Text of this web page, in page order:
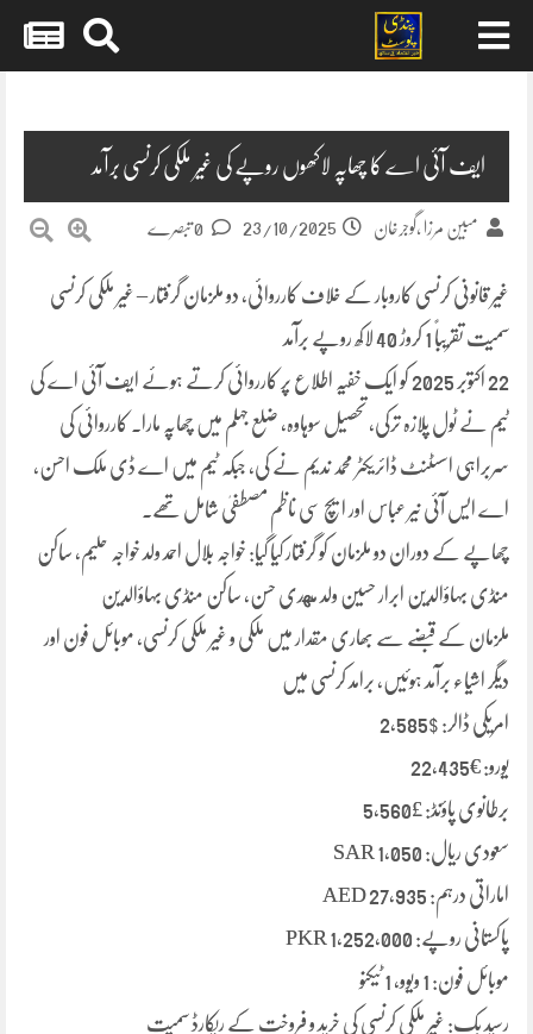
ایف آئی اے کا چھاپہ لاکھوں روپے کی غیر ملکی کرنسی برآمد
مبین مرزا ,گوجرخان 23/10/2025
غیر قانونی کرنسی کاروبار کے خلاف کارروائی، دو ملزمان گرفتار – غیر ملکی کرنسی
سمیت تقریباً 1 کروڑ 40 لاکھ روپے برآمد
22 اکتوبر 2025 کو ایک خفیہ اطلاع پر کارروائی کرتے ہوئے ایف آئی اے کی
ٹیم نے ٹول پلازہ ترکی، تحصیل سوہاوہ، ضلع جہلم میں چھاپہ مارا۔ کارروائی کی
سربراہی اسسٹنٹ ڈائریکٹر محمد ندیم نے کی، جبکہ ٹیم میں اے ڈی ملک احسن،
اے ایس آئی نیر عباس اور ایچ سی ناظم مصطفیٰ شامل تھے۔
چھاپے کے دوران دو ملزمان کو گرفتار کیا گیا: خواجہ بلال احمد ولد خواجہ حلیم، ساکن
منڈی بہاؤالدین ابرار حسین ولد مهدی حسن، ساکن منڈی بہاؤالدین
ملزمان کے قبضے سے بھاری مقدار میں ملکی و غیر ملکی کرنسی، موبائل فون اور
دیگر اشیاء برآمد ہوئیں، برامد کرنسی میں
امریکی ڈالر: $2,585
یورو: €22,435
برطانوی پاؤنڈ: £5,560
سعودی ریال: SAR 1,050
اماراتی درہم: AED 27,935
پاکستانی روپے: PKR 1,252,000
موبائل فون: 1 ویوو، 1 ٹیکنو
رسید بک: غیر ملکی کرنسی کی خرید و فروخت کے ریکارڈ سمیت